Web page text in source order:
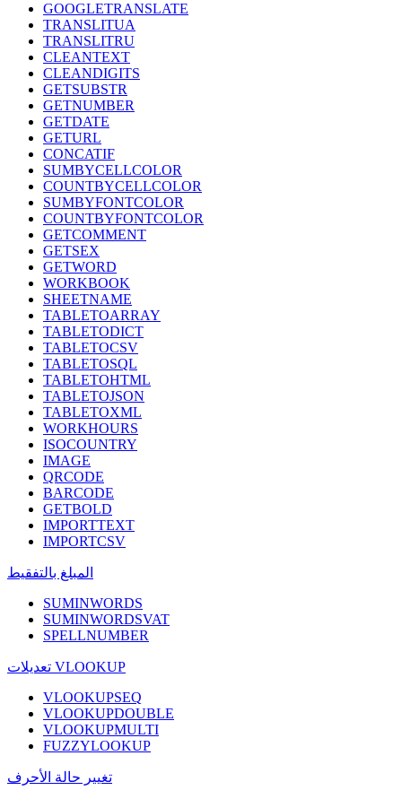
GOOGLETRANSLATE
TRANSLITUA
TRANSLITRU
CLEANTEXT
CLEANDIGITS
GETSUBSTR
GETNUMBER
GETDATE
GETURL
CONCATIF
SUMBYCELLCOLOR
COUNTBYCELLCOLOR
SUMBYFONTCOLOR
COUNTBYFONTCOLOR
GETCOMMENT
GETSEX
GETWORD
WORKBOOK
SHEETNAME
TABLETOARRAY
TABLETODICT
TABLETOCSV
TABLETOSQL
TABLETOHTML
TABLETOJSON
TABLETOXML
WORKHOURS
ISOCOUNTRY
IMAGE
QRCODE
BARCODE
GETBOLD
IMPORTTEXT
IMPORTCSV
المبلغ بالتفقيط
SUMINWORDS
SUMINWORDSVAT
SPELLNUMBER
تعديلات VLOOKUP
VLOOKUPSEQ
VLOOKUPDOUBLE
VLOOKUPMULTI
FUZZYLOOKUP
تغيير حالة الأحرف